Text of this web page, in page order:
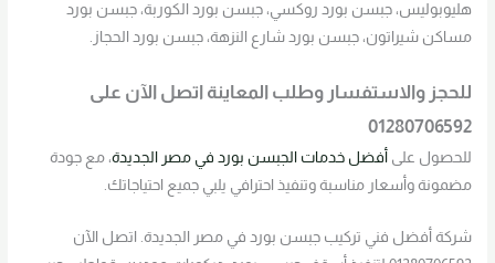
هليوبوليس، جبسن بورد روكسي، جبسن بورد الكوربة، جبسن بورد
مساكن شيراتون، جبسن بورد شارع النزهة، جبسن بورد الحجاز.
للحجز والاستفسار وطلب المعاينة اتصل الآن على
01280706592
للحصول على أفضل خدمات الجبسن بورد في مصر الجديدة، مع جودة
مضمونة وأسعار مناسبة وتنفيذ احترافي يلبي جميع احتياجاتك.
شركة أفضل فني تركيب جبسن بورد في مصر الجديدة. اتصل الآن